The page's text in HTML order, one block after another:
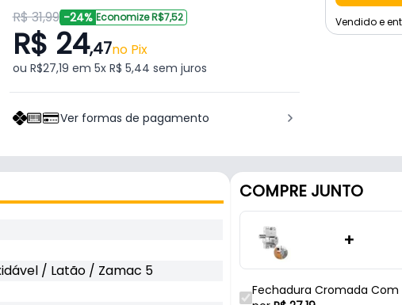
R$ 31,99 -24% Economize R$7,52
R$ 24,47no Pix
ou R$27,19 em 5x R$ 5,44 sem juros
Ver formas de pagamento
Vendido e
/ Latão / Zamac 5
COMPRE JUNTO
+
Fechadura Cromada Com